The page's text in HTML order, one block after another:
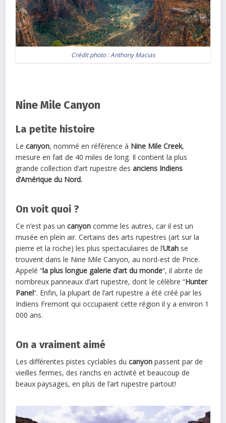
Crédit photo :Anthony Macias
Nine Mile Canyon
La petite histoire
Lecanyon, nommé en référence à Nine Mile Creek,
mesure en fait de 40 miles de long. Il contient la plus
grande collection d’art rupestre desanciens Indiens
d’Amérique du Nord.
On voit quoi ?
Ce n’est pas uncanyon comme les autres, car il est un
musée en plein air. Certains des arts rupestres (art sur la
pierre et la roche) les plus spectaculaires de l’Utah se
trouvent dans le Nine Mile Canyon, au nord-est de Price.
Appelé “la plus longue galerie d’art du monde“, il abrite de
nombreux panneaux d’art rupestre, dont le célèbre “Hunter
Panel“. Enfin, la plupart de l’art rupestre a été créé par les
Indiens Fremont qui occupaient cette région il y a environ 1
000 ans.
On a vraiment aimé
Les différentes pistes cyclables du canyon passent par de
vieilles fermes, des ranchs en activité et beaucoup de
beaux paysages, en plus de l’art rupestre partout!